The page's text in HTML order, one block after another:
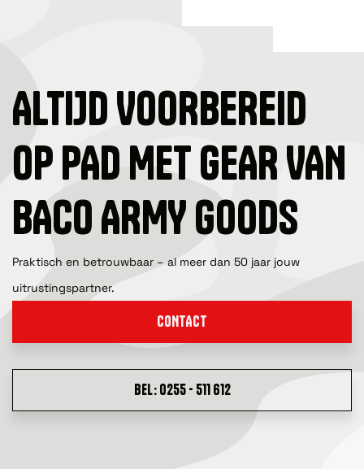
ALTIJD VOORBEREID
OP PAD MET GEAR VAN
BACO ARMY GOODS
Praktisch en betrouwbaar – al meer dan 50 jaar jouw
uitrustingspartner.
CONTACT
BEL: 0255 - 511 612